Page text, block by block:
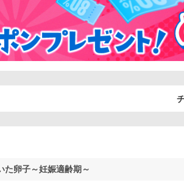
た卵子～妊娠適齢期～